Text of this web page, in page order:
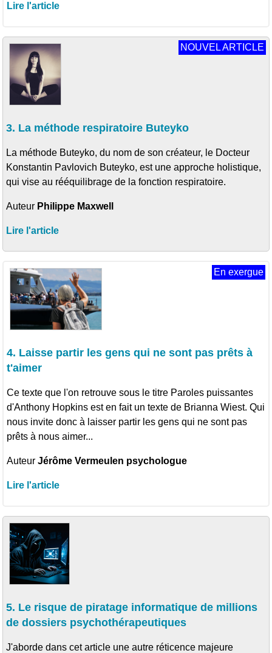
Lire l'article
NOUVEL ARTICLE
3. La méthode respiratoire Buteyko
La méthode Buteyko, du nom de son créateur, le Docteur
Konstantin Pavlovich Buteyko, est une approche holistique,
qui vise au rééquilibrage de la fonction respiratoire.
Auteur Philippe Maxwell
Lire l'article
En exergue
4. Laisse partir les gens qui ne sont pas prêts à
t'aimer
Ce texte que l'on retrouve sous le titre Paroles puissantes
d'Anthony Hopkins est en fait un texte de Brianna Wiest. Qui
nous invite donc à laisser partir les gens qui ne sont pas
prêts à nous aimer...
AuteurJérôme Vermeulen psychologue
Lire l'article
5. Le risque de piratage informatique de millions
de dossiers psychothérapeutiques
J'aborde dans cet article une autre réticence majeure